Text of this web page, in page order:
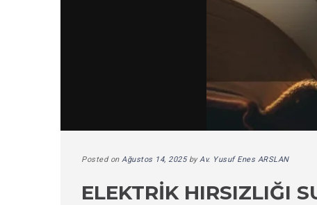
Posted on Ağustos 14, 2025byAv. Yusuf Enes ARSLAN
ELEKTRIK HIRSIZLIĞI